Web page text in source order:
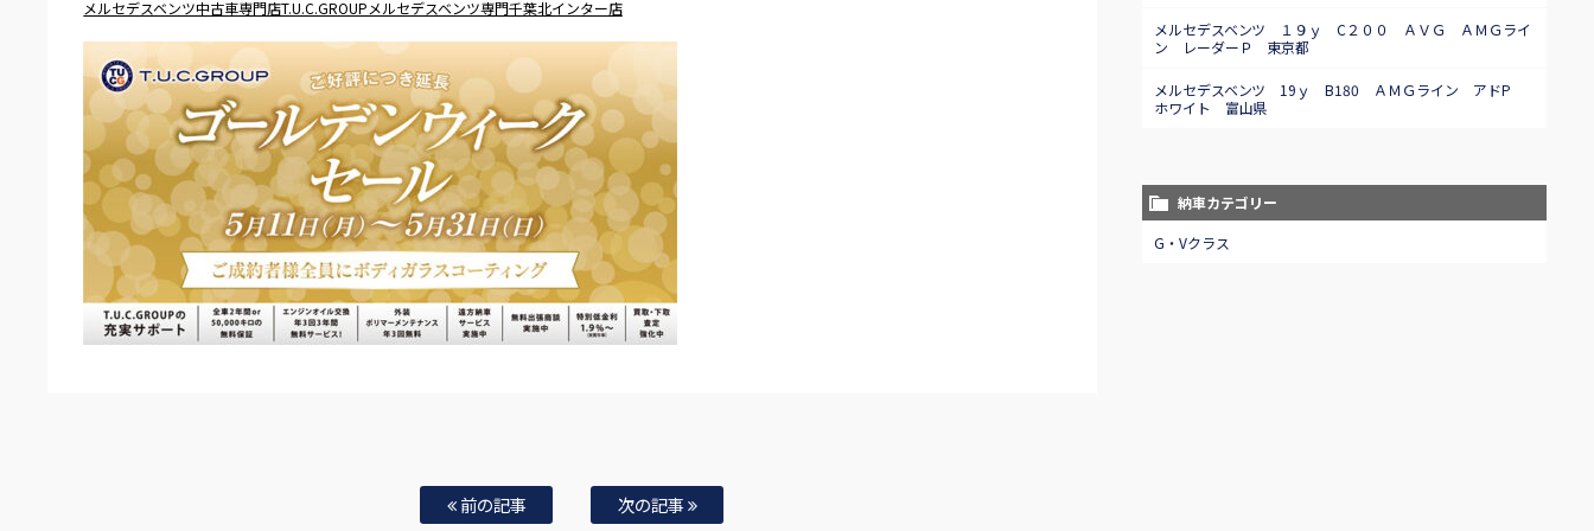
メルセデスベンツ中古車専門店T.U.C.GROUPメルセデスベンツ専門千葉北インター店
前の記事 次の記事
メルセデスベンツ １９ｙ C２００ ＡＶＧ ＡＭＧライ
ン レーダーＰ 東京都
メルセデスベンツ 19ｙ B180 ＡＭＧライン アドP
ホワイト 富山県
納車カテゴリー
G・Vクラス